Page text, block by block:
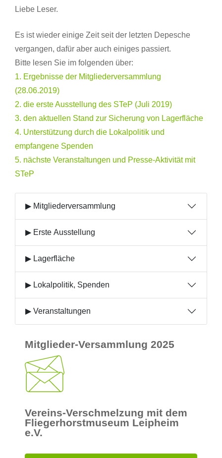
Mitglieder-Versammlung 2025
Vereins-Verschmelzung mit dem
Fliegerhorstmuseum Leipheim
e.V.
Liebe Leser.
Es ist wieder einige Zeit seit der letzten Depesche
vergangen, dafür aber auch einiges passiert.
Bitte lesen Sie im folgenden über:
1. Ergebnisse der Mitgliederversammlung
(28.06.2019)
2. die erste Ausstellung des STeP (Juli 2019)
3. den aktuellen Stand zur Sicherung von Lagerfläche
4. Unterstützung durch die Lokalpolitik und
empfangene Spenden
5. nächste Veranstaltungen und Presse-Aktivität mit
STeP
▶ Mitgliederversammlung
▶ Erste Ausstellung
▶ Lagerfläche
▶ Lokalpolitik, Spenden
▶ Veranstaltungen